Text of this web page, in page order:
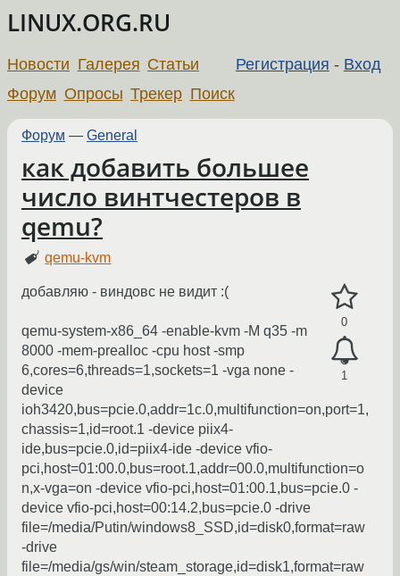
LINUX.ORG.RU
Регистрация - Вход
Новости Галерея Статьи
Форум Опросы Трекер Поиск
Форум — General
как добавить большее
число винтчестеров в
qemu?
qemu-kvm
0
1
добавляю - виндовс не видит :(
qemu-system-x86_64 -enable-kvm -M q35 -m
8000 -mem-prealloc -cpu host -smp
6,cores=6,threads=1,sockets=1 -vga none -
device
ioh3420,bus=pcie.0,addr=1c.0,multifunction=on,port=1,
chassis=1,id=root.1 -device piix4-
ide,bus=pcie.0,id=piix4-ide -device vfio-
pci,host=01:00.0,bus=root.1,addr=00.0,multifunction=o
n,x-vga=on -device vfio-pci,host=01:00.1,bus=pcie.0 -
device vfio-pci,host=00:14.2,bus=pcie.0 -drive
file=/media/Putin/windows8_SSD,id=disk0,format=raw
-drive
file=/media/gs/win/steam_storage,id=disk1,format=raw